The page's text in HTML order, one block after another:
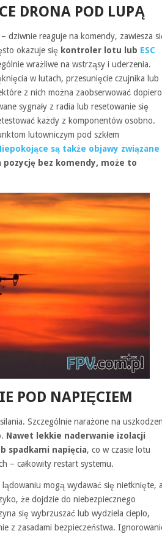
DRONA POD LUPĄ
dziwnie reaguje na komendy, zawiesza
okazuje się kontroler lotu lub ESC
wrażliwe na wstrząsy i uderzenia.
w lutach, przesunięcie czujnika lub
z nich można zaobserwować
sygnały z radia lub resetowanie się
każdy z komponentów osobno.
lutowniczym pod szkłem
są także objawy związane
bez komendy, może to
POD NAPIĘCIEM
Szczególnie narażone na
Nawet lekkie naderwanie izolacji
spadkami napięcia, co w czasie lotu
– całkowity restart systemu.
mogą wydawać się nietknięte,
że dojdzie do niebezpiecznego
się wybrzuszać lub wydziela ciepło,
z zasadami bezpieczeństwa.